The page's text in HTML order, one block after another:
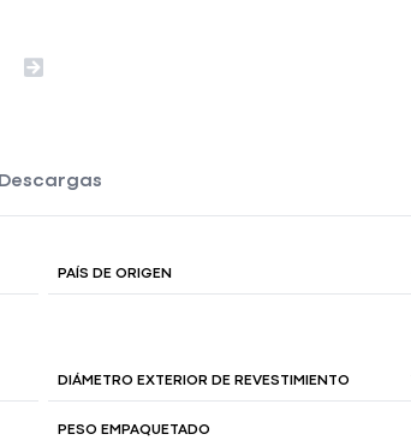
Descargas
PAÍS DE ORIGEN
DIÁMETRO EXTERIOR DE REVESTIMIENTO
PESO EMPAQUETADO